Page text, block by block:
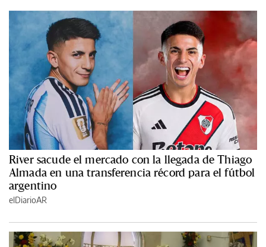
River sacude el mercado con la llegada de Thiago
Almada en una transferencia récord para el fútbol
argentino
elDiarioAR